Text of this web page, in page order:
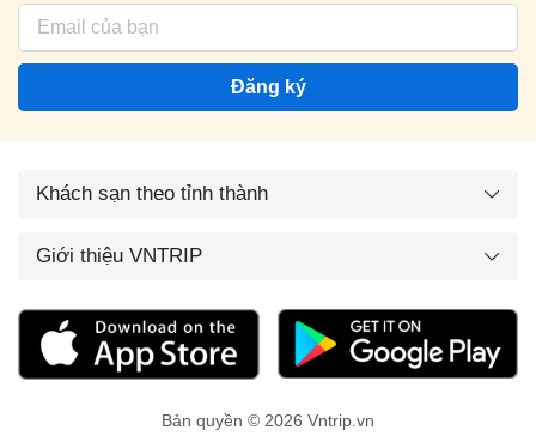
Đăng ký
Khách sạn theo tỉnh thành
Giới thiệu VNTRIP
Bản quyền © 2026 Vntrip.vn